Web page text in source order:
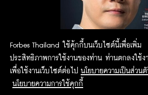
Forbes Thailand ใช้คุ้กกี้บนเว็บไซต์นี้เพื่อเพิ่ม
ประสิทธิภาพการใช้งานของท่าน ท่านตกลงใช้ง
เพื่อใช้งานเว็บไซต์ต่อไป นโยบายความเป็นส่วนตั
นโยบายความการใช้คุกกี้
2015 Forbesthailand.com ALL